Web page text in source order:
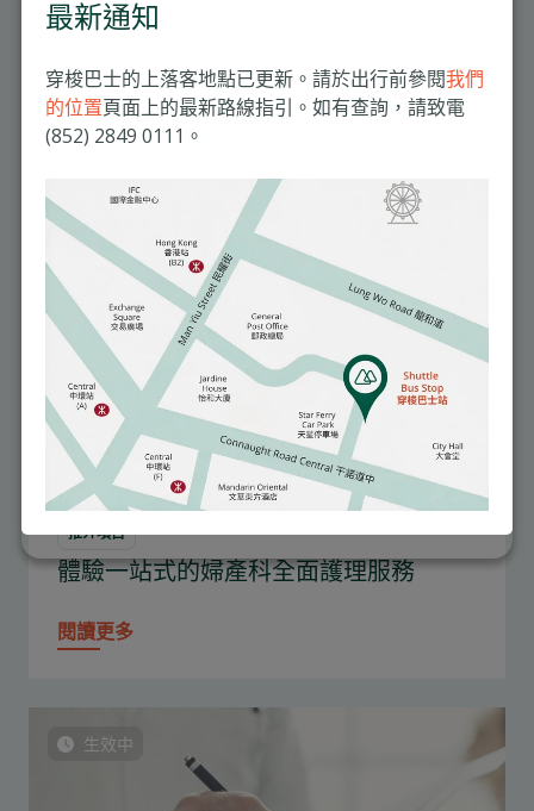
生效中
推介項目
體驗一站式的婦產科全面護理服務
閱讀更多
生效中
最新通知
穿梭巴士的上落客地點已更新。請於出行前參閱我們
的位置頁面上的最新路線指引。如有查詢，請致電
(852) 2849 0111。